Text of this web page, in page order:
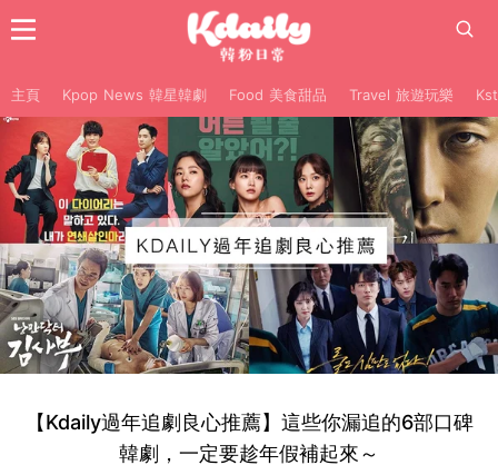
主頁 Kpop News 韓星韓劇 Food 美食甜品 Travel 旅遊玩樂
【Kdaily過年追劇良心推薦】這些你漏追的6部口碑
韓劇，一定要趁年假補起來～